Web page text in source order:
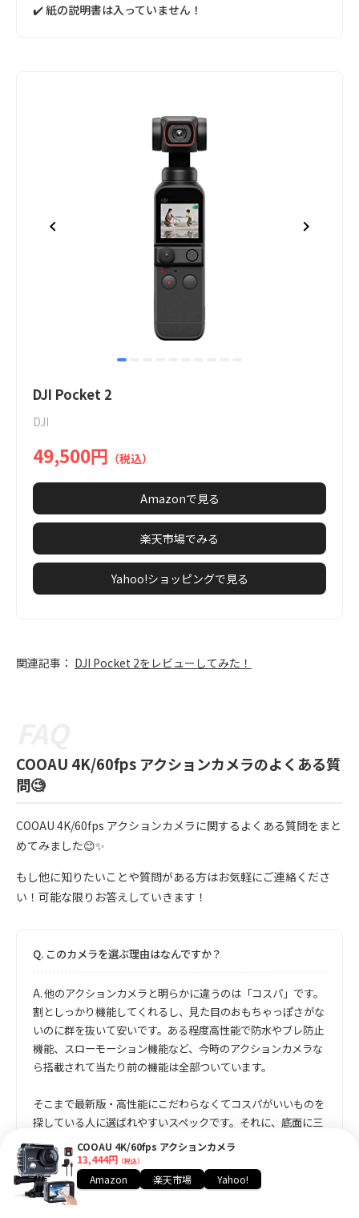
✔️ 紙の説明書は入っていません！
item
1
10
DJI Pocket 2
DJI
49,500円 （税込）
Amazonで見る
楽天市場でみる
Yahoo!ショッピングで見る
関連記事： DJI Pocket 2をレビューしてみた！
COOAU 4K/60fps アクションカメラのよくある質
問🧐
COOAU 4K/60fps アクションカメラに関するよくある質問をまと
めてみました😊✨
もし他に知りたいことや質問がある方はお気軽にご連絡くださ
い！可能な限りお答えしていきます！
Q. このカメラを選ぶ理由はなんですか？
A.他のアクションカメラと明らかに違うのは「コスパ」です。
割としっかり機能してくれるし、見た目のおもちゃっぽさがな
いのに群を抜いて安いです。ある程度高性能で防水やブレ防止
機能、スローモーション機能など、今時のアクションカメラな
ら搭載されて当たり前の機能は全部ついています。
そこまで最新版・高性能にこだわらなくてコスパがいいものを
探している人に選ばれやすいスペックです。それに、底面に三
脚が装着できるネジ穴が開いていることが地味に嬉しいです。
COOAU 4K/60fps アクションカメラ
13,444円 （税込）
Amazon 楽天市場 Yahoo!